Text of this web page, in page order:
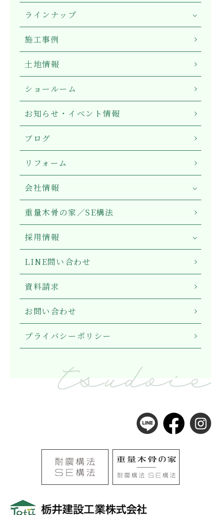
ラインナップ
施工事例
土地情報
ショールーム
お知らせ・イベント情報
ブログ
リフォーム
会社情報
重量木骨の家／SE構法
採用情報
LINE問い合わせ
資料請求
お問い合わせ
プライバシーポリシー